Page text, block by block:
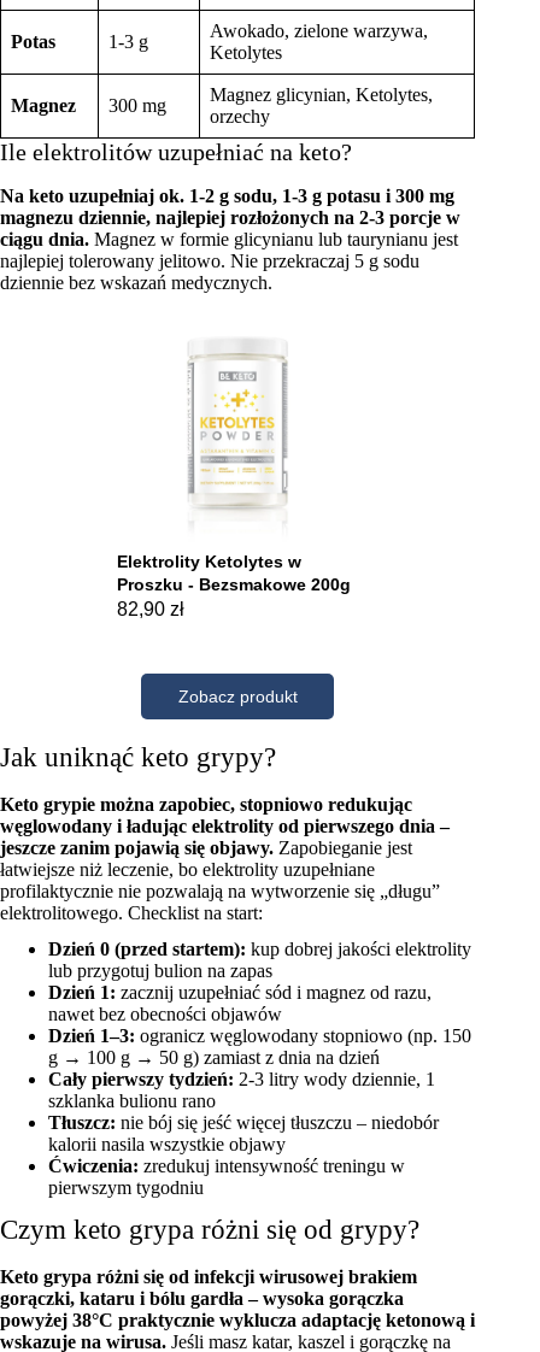
Potas 1-3 g
Awokado, zielone warzywa,
Ketolytes
Magnez 300 mg
Magnez glicynian, Ketolytes,
orzechy
Ile elektrolitów uzupełniać na keto?
Na keto uzupełniaj ok. 1-2 g sodu, 1-3 g potasu i 300 mg
magnezu dziennie, najlepiej rozłożonych na 2-3 porcje w
ciągu dnia. Magnez w formie glicynianu lub taurynianu jest
najlepiej tolerowany jelitowo. Nie przekraczaj 5 g sodu
dziennie bez wskazań medycznych.
Jak uniknąć keto grypy?
Keto grypie można zapobiec, stopniowo redukując
węglowodany i ładując elektrolity od pierwszego dnia –
jeszcze zanim pojawią się objawy. Zapobieganie jest
łatwiejsze niż leczenie, bo elektrolity uzupełniane
profilaktycznie nie pozwalają na wytworzenie się „długu”
elektrolitowego. Checklist na start:
Dzień 0 (przed startem): kup dobrej jakości elektrolity
lub przygotuj bulion na zapas
Dzień 1: zacznij uzupełniać sód i magnez od razu,
nawet bez obecności objawów
Dzień 1–3: ogranicz węglowodany stopniowo (np. 150
g → 100 g → 50 g) zamiast z dnia na dzień
Cały pierwszy tydzień: 2-3 litry wody dziennie, 1
szklanka bulionu rano
Tłuszcz: nie bój się jeść więcej tłuszczu – niedobór
kalorii nasila wszystkie objawy
Ćwiczenia: zredukuj intensywność treningu w
pierwszym tygodniu
Czym keto grypa różni się od grypy?
Keto grypa różni się od infekcji wirusowej brakiem
gorączki, kataru i bólu gardła – wysoka gorączka
powyżej 38°C praktycznie wyklucza adaptację ketonową i
wskazuje na wirusa. Jeśli masz katar, kaszel i gorączkę na